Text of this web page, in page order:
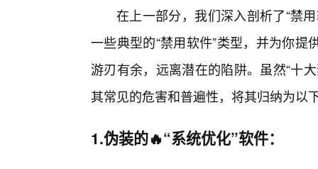
在上一部分，我们深入剖析了“禁
一些典型的“禁用软件”类型，并为你
游刃有余，远离潜在的陷阱。虽然“十
其常见的危害和普遍性，将其归纳为以
1.伪装的🔥“系统优化”软件：